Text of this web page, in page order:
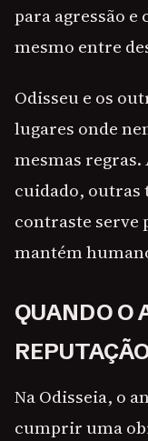
para agressão
mesmo entre
Odisseu e os
lugares onde
mesmas
cuidado, outras
contraste serve
mantém
QUANDO O
Na Odisseia, o
cumprir uma